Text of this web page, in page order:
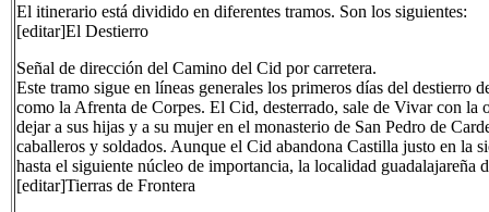
El itinerario está dividido en diferentes tramos. Son los siguientes:
[editar]El Destierro
Señal de dirección del Camino del Cid por carretera.
Este tramo sigue en líneas generales los primeros días del destierro
como la Afrenta de Corpes. El Cid, desterrado, sale de Vivar con
dejar a sus hijas y a su mujer en el monasterio de San Pedro de
caballeros y soldados. Aunque el Cid abandona Castilla justo en la
hasta el siguiente núcleo de importancia, la localidad guadalajareña
[editar]Tierras de Frontera